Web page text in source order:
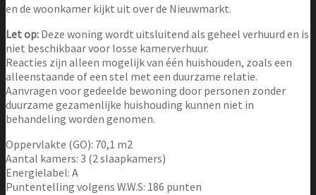
en de woonkamer kijkt uit over de Nieuwmarkt.
Let op: Deze woning wordt uitsluitend als geheel verhuurd en is
niet beschikbaar voor losse kamerverhuur.
Reacties zijn alleen mogelijk van één huishouden, zoals een
alleenstaande of een stel met een duurzame relatie.
Aanvragen voor gedeelde bewoning door personen zonder
duurzame gezamenlijke huishouding kunnen niet in
behandeling worden genomen.
Oppervlakte (GO): 70,1 m2
Aantal kamers: 3 (2 slaapkamers)
Energielabel: A
Puntentelling volgens W.W.S: 186 punten